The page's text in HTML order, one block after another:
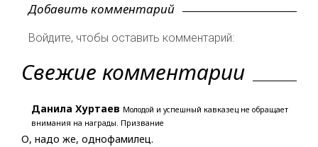
Добавить комментарий
Войдите, чтобы оставить комментарий:
Свежие комментарии
Данила Хуртаев Молодой и успешный кавказец не обращает
внимания на награды. Призвание
О, надо же, однофамилец.